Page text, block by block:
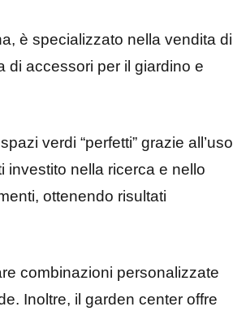
è specializzato nella vendita di
di accessori per il giardino e
verdi “perfetti” grazie all’uso
investito nella ricerca e nello
ottenendo risultati
combinazioni personalizzate
Inoltre, il garden center offre